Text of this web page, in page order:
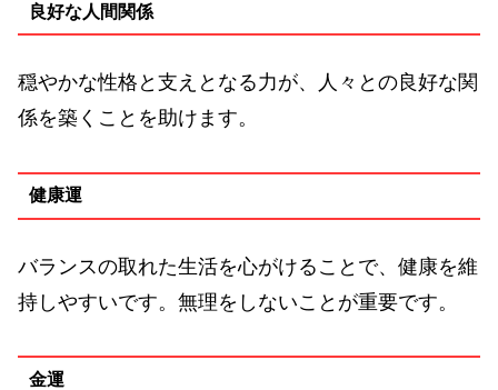
良好な人間関係
穏やかな性格と支えとなる力が、人々との良好な関
係を築くことを助けます。
健康運
バランスの取れた生活を心がけることで、健康を維
持しやすいです。無理をしないことが重要です。
金運